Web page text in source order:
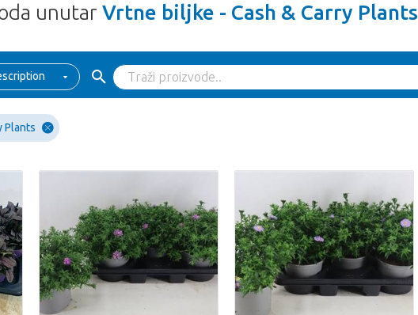
unutar Vrtne biljke - Cash & Carry Plants
Plants